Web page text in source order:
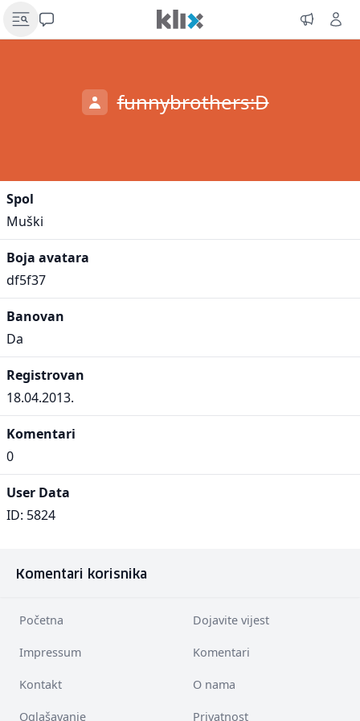
funnybrothers:D
Spol
Muški
Boja avatara
df5f37
Banovan
Da
Registrovan
18.04.2013.
Komentari
0
User Data
ID: 5824
Komentari korisnika
Početna Dojavite vijest
Impressum Komentari
Kontakt O nama
Oglašavanje Privatnost